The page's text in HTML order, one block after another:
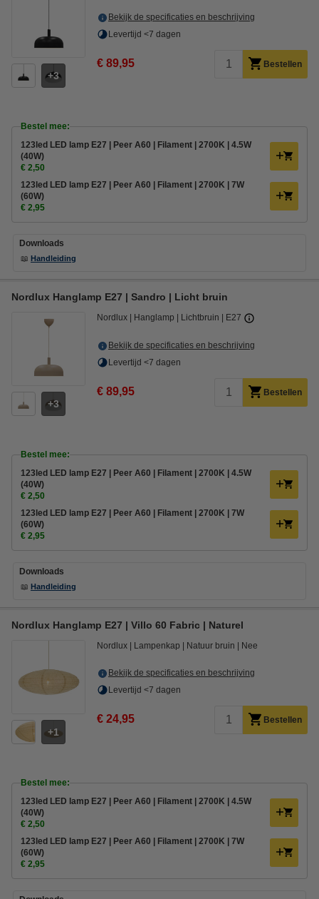
3
Bekijk de specificaties en beschrijving
Levertijd <7 dagen
€ 89,95 Bestellen
Bestel mee:
123led LED lamp E27 | Peer A60 | Filament | 2700K | 4.5W
(40W)
€ 2,50
123led LED lamp E27 | Peer A60 | Filament | 2700K | 7W
(60W)
€ 2,95
Downloads
📖 Handleiding
Nordlux Hanglamp E27 | Sandro | Licht bruin
3
Nordlux Hanglamp Lichtbruin E27
Bekijk de specificaties en beschrijving
Levertijd <7 dagen
€ 89,95 Bestellen
Bestel mee:
123led LED lamp E27 | Peer A60 | Filament | 2700K | 4.5W
(40W)
€ 2,50
123led LED lamp E27 | Peer A60 | Filament | 2700K | 7W
(60W)
€ 2,95
Downloads
📖 Handleiding
Nordlux Hanglamp E27 | Villo 60 Fabric | Naturel
1
Nordlux Lampenkap Natuur bruin Nee
Bekijk de specificaties en beschrijving
Levertijd <7 dagen
€ 24,95 Bestellen
Bestel mee:
123led LED lamp E27 | Peer A60 | Filament | 2700K | 4.5W
(40W)
€ 2,50
123led LED lamp E27 | Peer A60 | Filament | 2700K | 7W
(60W)
€ 2,95